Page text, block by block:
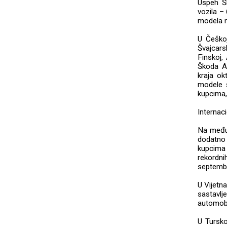
Uspeh
vozila –
modela
U
Finskoj,
Škoda
kraja
modele
Na
U
U